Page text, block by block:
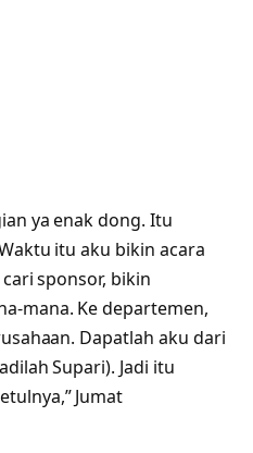
ya enak dong. Itu
itu aku bikin acara
sponsor, bikin
mana. Ke departemen,
Dapatlah aku dari
Supari). Jadi itu
Jumat